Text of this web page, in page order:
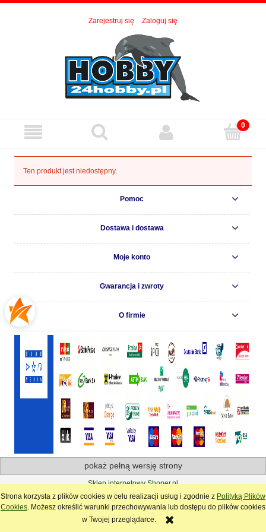
Strona korzysta z plików cookies w celu realizacji usług i zgodnie z Polityką Plików
Cookies. Możesz określić warunki przechowywania lub dostępu do plików cookies
w Twojej przeglądarce.
Zarejestruj się Zaloguj się
Ten produkt jest niedostępny.
Pomoc
Dostawa i dostawa
Moje konto
Gwarancja i zwroty
O firmie
pokaż pełną wersję strony
Sklep internetowy Shoper.pl